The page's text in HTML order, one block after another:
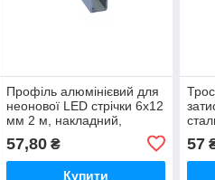
Профіль алюмінієвий для
неонової LED стрічки 6х12
мм 2 м, накладний,
57,80₴
Купити
57